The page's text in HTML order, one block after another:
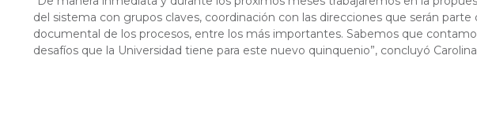
del sistema con grupos claves, coordinación con las direcciones que serán
documental de los procesos, entre los más importantes. Sabemos que
desafíos que la Universidad tiene para este nuevo quinquenio”, concluyó